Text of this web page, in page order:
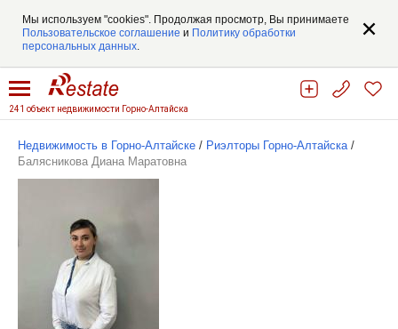
Мы используем "cookies". Продолжая просмотр, Вы принимаете
Пользовательское соглашение и Политику обработки
персональных данных.
241 объект недвижимости Горно-Алтайска
Недвижимость в Горно-Алтайске / Риэлторы Горно-Алтайска /
Балясникова Диана Маратовна